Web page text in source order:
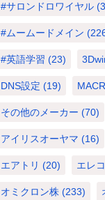
#サロンドロワイヤル
#ムームードメイン
#英語学習 (23)
DNS設定 (19)
その他のメーカー (70)
アイリスオーヤマ (16)
エアトリ (20) エレ
オミクロン株 (233)